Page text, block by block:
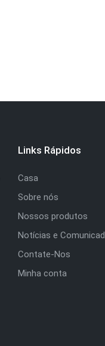
Links Rápidos
Casa
Sobre nós
Nossos produtos
Notícias e
Contate-Nos
Minha conta